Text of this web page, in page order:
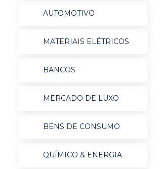
AUTOMOTIVO
MATERIAIS ELÉTRICOS
BANCOS
MERCADO DE LUXO
BENS DE CONSUMO
QUÍMICO & ENERGIA